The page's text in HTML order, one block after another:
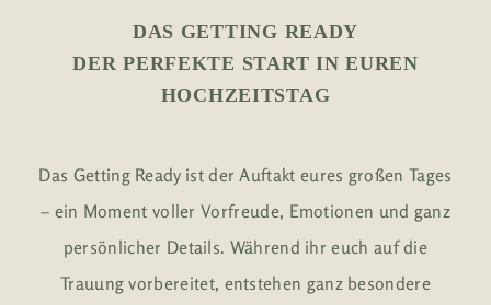
DAS GETTING READY
DER PERFEKTE START IN EUREN
HOCHZEITSTAG
Das Getting Ready ist der Auftakt eures großen Tages
– ein Moment voller Vorfreude, Emotionen und ganz
persönlicher Details. Während ihr euch auf die
Trauung vorbereitet, entstehen ganz besondere